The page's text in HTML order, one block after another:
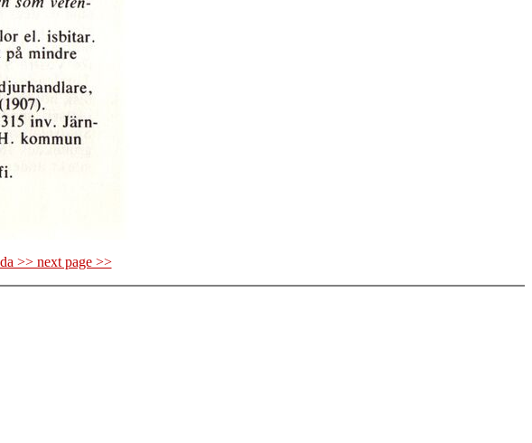
>> next page >>